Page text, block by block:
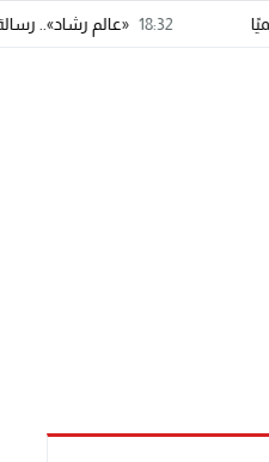
18:32 «عالم رشاد».. رسالة ماجستير